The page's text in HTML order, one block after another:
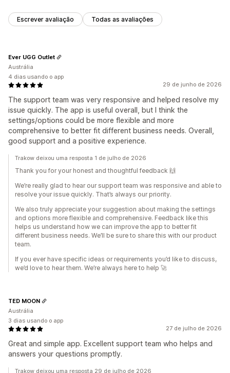
Escrever avaliação Todas as avaliações
29 de junho de 2026
The support team was very responsive and helped resolve my
issue quickly. The app is useful overall, but I think the
settings/options could be more flexible and more
comprehensive to better fit different business needs. Overall,
good support and a positive experience.
Ever UGG Outlet
Austrália
4 dias usando o app
Trakow deixou uma resposta 1 de julho de 2026
Thank you for your honest and thoughtful feedback 🙌
We’re really glad to hear our support team was responsive and able to
resolve your issue quickly. That’s always our priority.
We also truly appreciate your suggestion about making the settings
and options more flexible and comprehensive. Feedback like this
helps us understand how we can improve the app to better fit
different business needs. We’ll be sure to share this with our product
team.
If you ever have specific ideas or requirements you’d like to discuss,
we’d love to hear them. We’re always here to help 🚀
27 de julho de 2026
Great and simple app. Excellent support team who helps and
answers your questions promptly.
TED MOON
Austrália
3 dias usando o app
Trakow deixou uma resposta 29 de julho de 2026